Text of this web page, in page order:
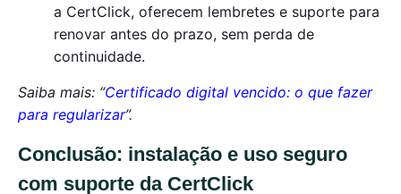
a CertClick, oferecem lembretes e suporte para
renovar antes do prazo, sem perda de
continuidade.
Saiba mais: “Certificado digital vencido: o que fazer
para regularizar”.
Conclusão: instalação e uso seguro
com suporte da CertClick